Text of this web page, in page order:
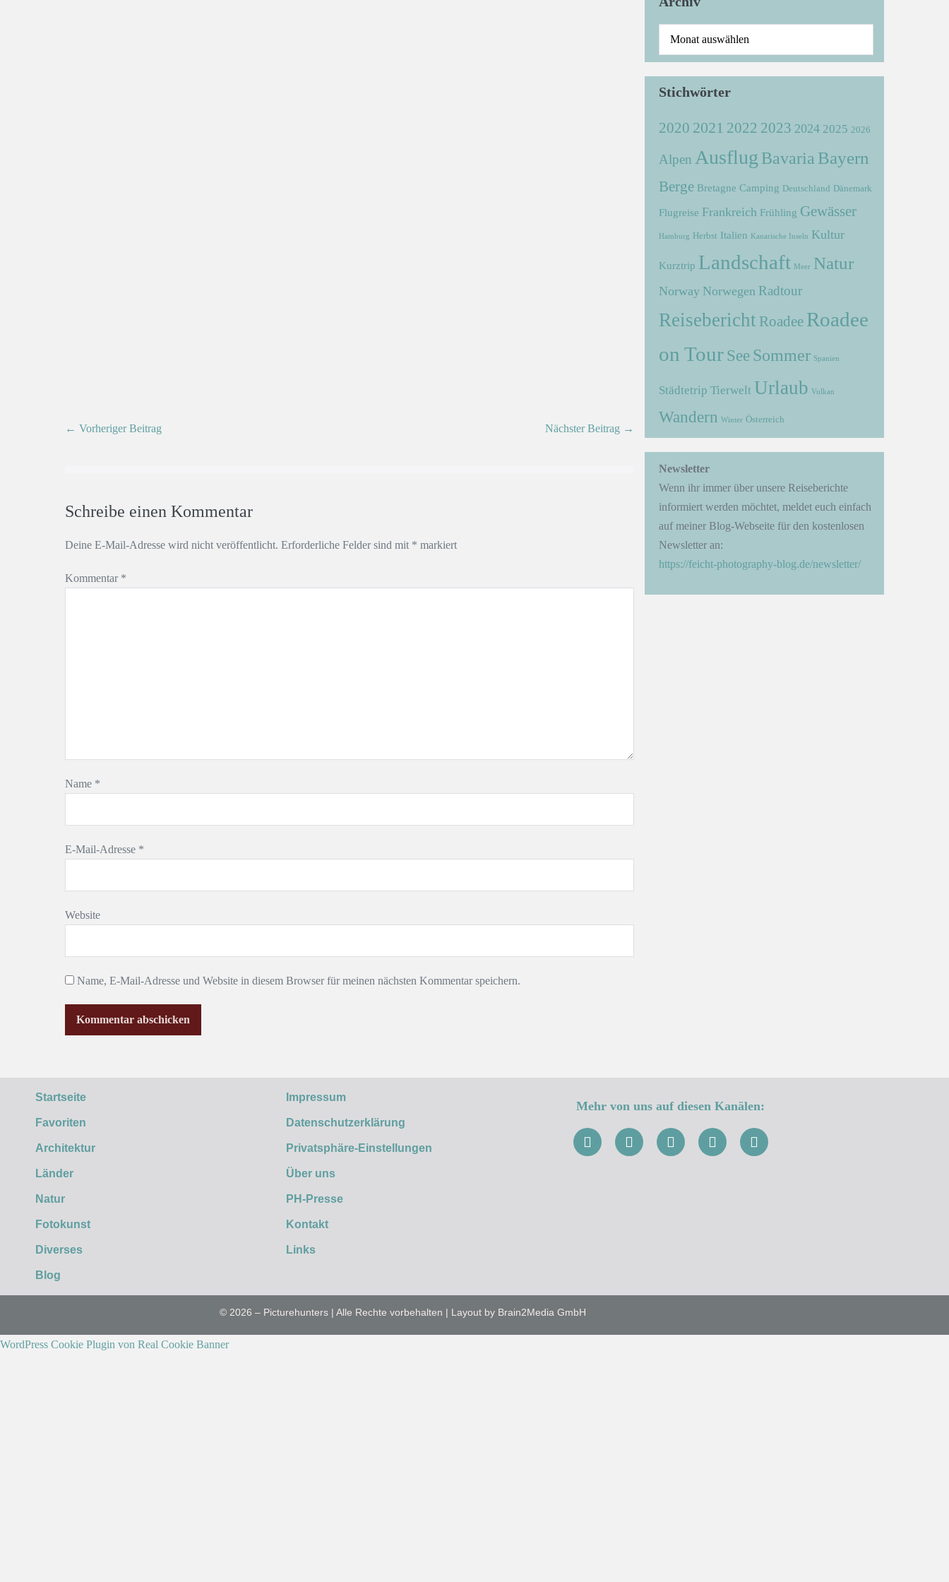
← Vorheriger Beitrag Nächster Beitrag →
Schreibe einen Kommentar
Deine E-Mail-Adresse wird nicht veröffentlicht. Erforderliche Felder sind mit * markiert
Kommentar *
Name *
E-Mail-Adresse *
Website
Name, E-Mail-Adresse und Website in diesem Browser für meinen nächsten Kommentar speichern.
Stichwörter
2020 2021 2022 2023 2024 2025 2026
Alpen Ausflug Bavaria Bayern
Berge Bretagne Camping Deutschland Dänemark
Flugreise Frankreich Frühling Gewässer
Hamburg Herbst Italien Kanarische Inseln Kultur
Kurztrip Landschaft Meer Natur
Norway Norwegen Radtour
Reisebericht Roadee Roadee
on Tour See Sommer Spanien
Städtetrip Tierwelt Urlaub Vulkan
Wandern Winter Österreich
Newsletter
Wenn ihr immer über unsere Reiseberichte
informiert werden möchtet, meldet euch einfach
auf meiner Blog-Webseite für den kostenlosen
Newsletter an:
https://feicht-photography-blog.de/newsletter/
Startseite
Favoriten
Architektur
Länder
Natur
Fotokunst
Diverses
Blog
Impressum
Datenschutzerklärung
Privatsphäre-Einstellungen
Über uns
PH-Presse
Kontakt
Links
Mehr von uns auf diesen Kanälen:
© 2026 – Picturehunters | Alle Rechte vorbehalten | Layout by Brain2Media GmbH
WordPress Cookie Plugin von Real Cookie Banner